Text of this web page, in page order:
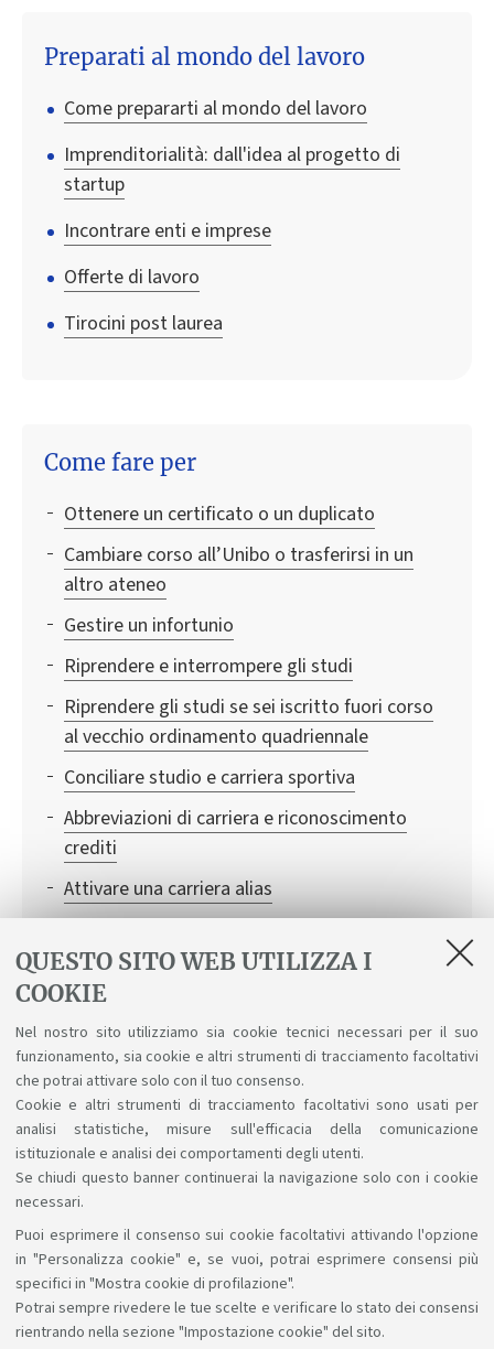
QUESTO SITO WEB UTILIZZA I
COOKIE
Nel nostro sito utilizziamo sia cookie tecnici necessari per il suo
funzionamento, sia cookie e altri strumenti di tracciamento facoltativi
che potrai attivare solo con il tuo consenso.
Cookie e altri strumenti di tracciamento facoltativi sono usati per
analisi statistiche, misure sull'efficacia della comunicazione
istituzionale e analisi dei comportamenti degli utenti.
Se chiudi questo banner continuerai la navigazione solo con i cookie
necessari.
Puoi esprimere il consenso sui cookie facoltativi attivando l'opzione
in "Personalizza cookie" e, se vuoi, potrai esprimere consensi più
specifici in "Mostra cookie di profilazione".
Potrai sempre rivedere le tue scelte e verificare lo stato dei consensi
rientrando nella sezione "Impostazione cookie" del sito.
Preparati al mondo del lavoro
Come prepararti al mondo del lavoro
Imprenditorialità: dall'idea al progetto di
startup
Incontrare enti e imprese
Offerte di lavoro
Tirocini post laurea
Come fare per
Ottenere un certificato o un duplicato
Cambiare corso all’Unibo o trasferirsi in un
altro ateneo
Gestire un infortunio
Riprendere e interrompere gli studi
Riprendere gli studi se sei iscritto fuori corso
al vecchio ordinamento quadriennale
Conciliare studio e carriera sportiva
Abbreviazioni di carriera e riconoscimento
crediti
Attivare una carriera alias
Prolungare la durata degli studi: percorso a
tempo parziale
Rinnovo del permesso di soggiorno
Riconoscimento crediti
Sosteniamo il diritto alla conoscenza
Seguici su: